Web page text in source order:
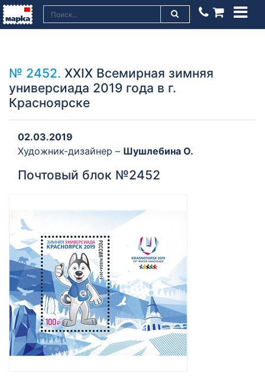
№ 2452. XXIX Всемирная зимняя
универсиада 2019 года в г.
Красноярске
02.03.2019
Художник-дизайнер – Шушлебина О.
Почтовый блок №2452